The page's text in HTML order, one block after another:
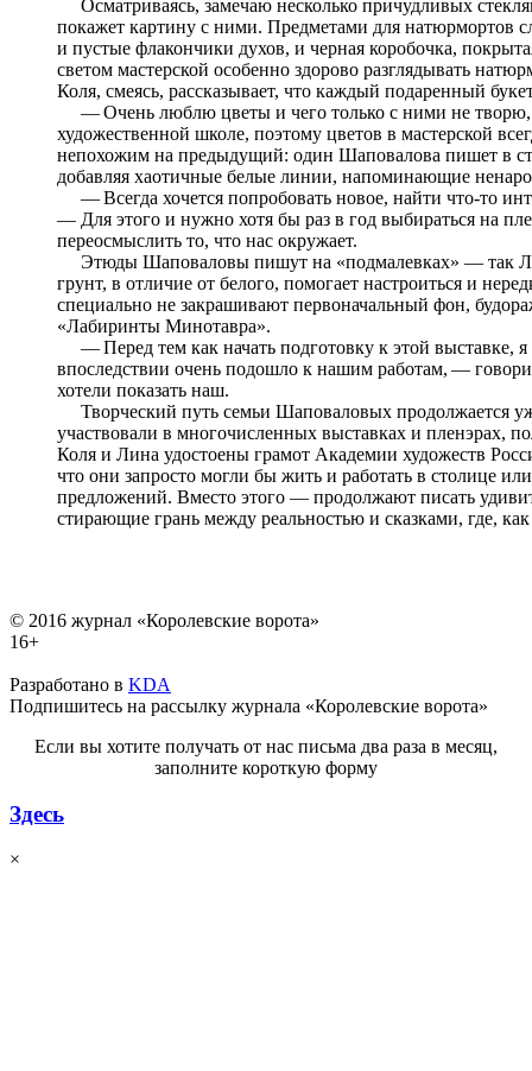
Осматриваясь, замечаю несколько причудливых
покажет картину с ними. Предметами для натюрмортов
и пустые флакончики духов, и черная коробочка,
светом мастерской особенно здорово разглядывать
Коля, смеясь, рассказывает, что каждый подаренный
— Очень люблю цветы и чего только с ними не творю,
художественной школе, поэтому цветов в мастерской
непохожим на предыдущий: один Шаповалова пишет в
добавляя хаотичные белые линии, напоминающие
— Всегда хочется попробовать новое, найти что-то
— Для этого и нужно хотя бы раз в год выбираться на
переосмыслить то, что нас окружает.
Этюды Шаповаловы пишут на «подмалевках» — так
грунт, в отличие от белого, помогает настроиться и
специально не закрашивают первоначальный фон,
«Лабиринты Минотавра».
— Перед тем как начать подготовку к этой выставке,
впоследствии очень подошло к нашим работам, —
хотели показать наш.
Творческий путь семьи Шаповаловых продолжается
участвовали в многочисленных выставках и пленэрах,
Коля и Лина удостоены грамот Академии художеств
что они запросто могли бы жить и работать в столице
предложений. Вместо этого — продолжают писать
стирающие грань между реальностью и сказками, где,
© 2016 журнал «Королевские ворота»
16+
Разработано в KDA
Подпишитесь на рассылку журнала «Королевские ворота»
Если вы хотите получать от нас письма два раза в месяц,
заполните короткую форму
Здесь
×